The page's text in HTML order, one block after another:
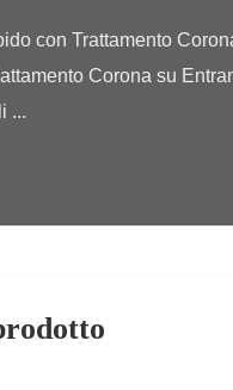
Corona su
...